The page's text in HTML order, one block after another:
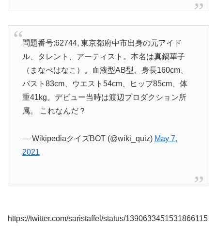
問題番号:62744, 東京都府中市出身の元アイド
ル、タレント、アーティスト。本名は真鍋華子
（まなべはなこ）。血液型AB型、身長160cm、
バスト83cm、ウエスト54cm、ヒップ85cm、体
重41kg。デビュー当時は渡辺プロダクション所
属。 これなんだ？
— WikipediaクイズBOT (@wiki_quiz) May 7,
2021
https://twitter.com/saristaffel/status/1390633451531866115